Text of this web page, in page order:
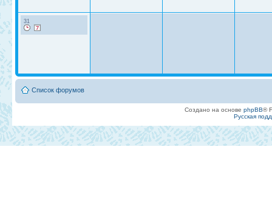
31
Список форумов
Создано на основе phpBB®
Русская